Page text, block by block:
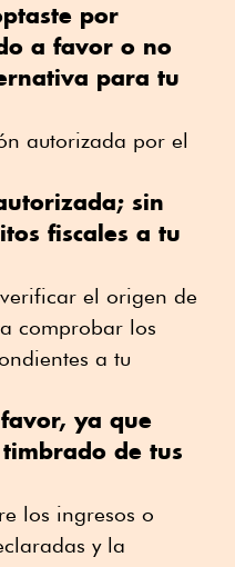
por
a favor o no
para tu
autorizada por el
sin
fiscales a tu
el origen de
comprobar los
a tu
ya que
de tus
los ingresos o
y la